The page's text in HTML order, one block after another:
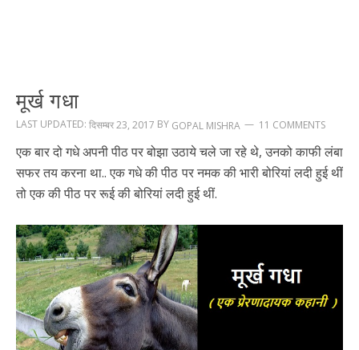
मूर्ख गधा
LAST UPDATED: दिसम्बर 23, 2017 BY GOPAL MISHRA 11 COMMENTS
एक बार दो गधे अपनी पीठ पर बोझा उठाये चले जा रहे थे, उनको काफी लंबा
सफर तय करना था.. एक गधे की पीठ पर नमक की भारी बोरियां लदी हुई थीं
तो एक की पीठ पर रूई की बोरियां लदी हुई थीं.